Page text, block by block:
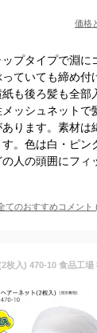
価格
ップタイプで淵
ていても締め付
も後ろ髪も全部
ッシュネットで
ります。素材は
。色は白・ピン
人の頭囲にフィ
てのおすすめコメント